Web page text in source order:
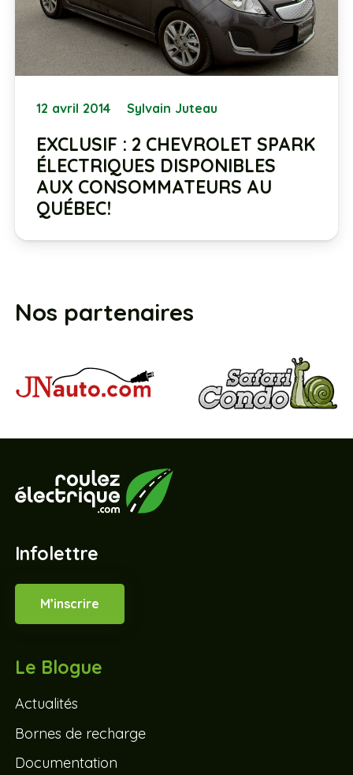
12 avril 2014 Sylvain Juteau
EXCLUSIF : 2 CHEVROLET SPARK
ÉLECTRIQUES DISPONIBLES
AUX CONSOMMATEURS AU
QUÉBEC!
Nos partenaires
Infolettre
M’inscrire
Le Blogue
Actualités
Bornes de recharge
Documentation